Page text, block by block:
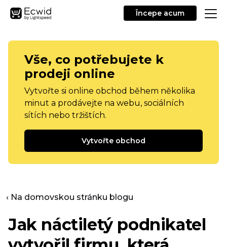
Începe acum
Vše, co potřebujete k
prodeji online
Vytvořte si online obchod během několika
minut a prodávejte na webu, sociálních
sítích nebo tržištích.
Vytvořte obchod
‹ Na domovskou stránku blogu
Jak náctiletý podnikatel